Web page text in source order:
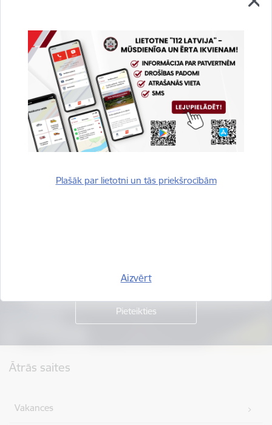
Plašāk par lietotni un tās priekšrocībām
Aizvērt
Vai šī informācija bija noderīga?
Sniegt atsauksmi
Ātrās saites
Vakances